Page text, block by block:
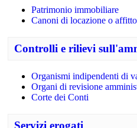
Patrimonio immobiliare
Canoni di locazione o affitto
Controlli e rilievi
Organismi indipendenti di
Organi di revisione
Corte dei Conti
Servizi erogati